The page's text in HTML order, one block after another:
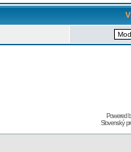
Powered
Slovenský